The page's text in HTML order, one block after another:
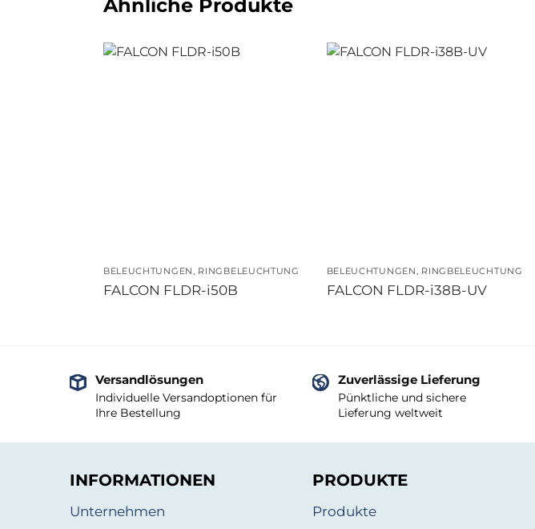
Ähnliche Produkte
BELEUCHTUNGEN, RINGBELEUCHTUNG
FALCON FLDR-i50B
BELEUCHTUNGEN, RINGBELEUCHTUNG
FALCON FLDR-i38B-UV
Versandlösungen
Individuelle Versandoptionen für
Ihre Bestellung
Zuverlässige Lieferung
Pünktliche und sichere
Lieferung weltweit
INFORMATIONEN
Unternehmen
PRODUKTE
Produkte